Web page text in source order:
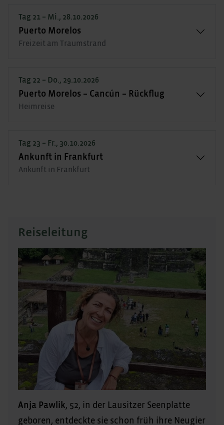
Tag 21 – Mi., 28.10.2026
Puerto Morelos
Freizeit am Traumstrand
Tag 22 – Do., 29.10.2026
Puerto Morelos – Cancún – Rückflug
Heimreise
Tag 23 – Fr., 30.10.2026
Ankunft in Frankfurt
Ankunft in Frankfurt
Reiseleitung
Anja Pawlik, 52, in der Lausitzer Seenplatte
geboren, entdeckte sie schon früh ihre Neugier